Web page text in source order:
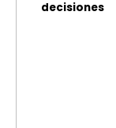
decisiones